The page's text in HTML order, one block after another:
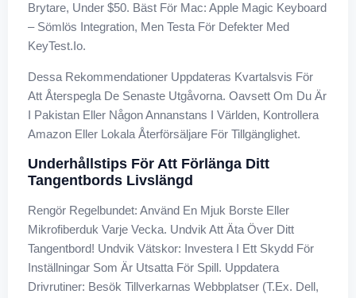
Brytare, Under $50. Bäst För Mac: Apple Magic Keyboard
– Sömlös Integration, Men Testa För Defekter Med
KeyTest.io.
Dessa Rekommendationer Uppdateras Kvartalsvis För
Att Återspegla De Senaste Utgåvorna. Oavsett Om Du Är
I Pakistan Eller Någon Annanstans I Världen, Kontrollera
Amazon Eller Lokala Återförsäljare För Tillgänglighet.
Underhållstips För Att Förlänga Ditt
Tangentbords Livslängd
Rengör Regelbundet: Använd En Mjuk Borste Eller
Mikrofiberduk Varje Vecka. Undvik Att Äta Över Ditt
Tangentbord! Undvik Vätskor: Investera I Ett Skydd För
Inställningar Som Är Utsatta För Spill. Uppdatera
Drivrutiner: Besök Tillverkarnas Webbplatser (t.ex. Dell,